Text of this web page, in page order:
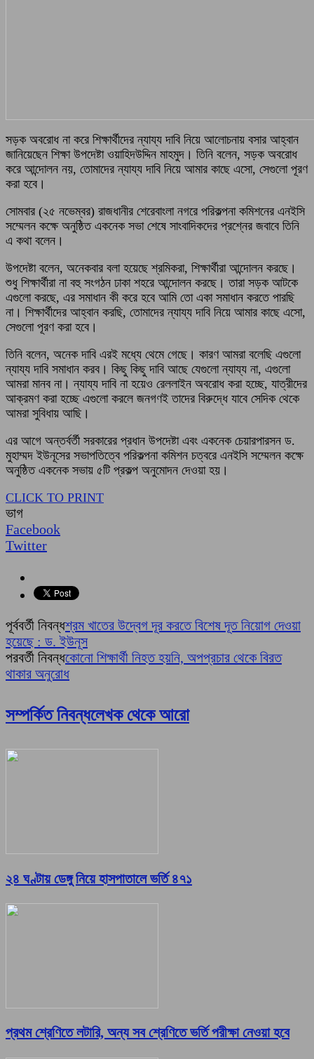
সড়ক অবরোধ না করে শিক্ষার্থীদের ন্যায্য দাবি নিয়ে আলোচনায় বসার আহ্বান
জানিয়েছেন শিক্ষা উপদেষ্টা ওয়াহিদউদ্দিন মাহমুদ। তিনি বলেন, সড়ক অবরোধ
করে আন্দোলন নয়, তোমাদের ন্যায্য দাবি নিয়ে আমার কাছে এসো, সেগুলো পূরণ
করা হবে।
সোমবার (২৫ নভেম্বর) রাজধানীর শেরেবাংলা নগরে পরিকল্পনা কমিশনের এনইসি
সম্মেলন কক্ষে অনুষ্ঠিত একনেক সভা শেষে সাংবাদিকদের প্রশ্নের জবাবে তিনি
এ কথা বলেন।
উপদেষ্টা বলেন, অনেকবার বলা হয়েছে শ্রমিকরা, শিক্ষার্থীরা আন্দোলন করছে।
শুধু শিক্ষার্থীরা না বহু সংগঠন ঢাকা শহরে আন্দোলন করছে। তারা সড়ক আটকে
এগুলো করছে, এর সমাধান কী করে হবে আমি তো একা সমাধান করতে পারছি
না। শিক্ষার্থীদের আহ্বান করছি, তোমাদের ন্যায্য দাবি নিয়ে আমার কাছে এসো,
সেগুলো পূরণ করা হবে।
তিনি বলেন, অনেক দাবি এরই মধ্যে থেমে গেছে। কারণ আমরা বলেছি এগুলো
ন্যায্য দাবি সমাধান করব। কিছু কিছু দাবি আছে যেগুলো ন্যায্য না, এগুলো
আমরা মানব না। ন্যায্য দাবি না হয়েও রেললাইন অবরোধ করা হচ্ছে, যাত্রীদের
আক্রমণ করা হচ্ছে এগুলো করলে জনগণই তাদের বিরুদ্ধে যাবে সেদিক থেকে
আমরা সুবিধায় আছি।
এর আগে অন্তর্বর্তী সরকারের প্রধান উপদেষ্টা এবং একনেক চেয়ারপারসন ড.
মুহাম্মদ ইউনূসের সভাপতিত্বে পরিকল্পনা কমিশন চত্বরে এনইসি সম্মেলন কক্ষে
অনুষ্ঠিত একনেক সভায় ৫টি প্রকল্প অনুমোদন দেওয়া হয়।
CLICK TO PRINT
ভাগ
Facebook
Twitter
পূর্ববর্তী নিবন্ধশ্রম খাতের উদ্বেগ দূর করতে বিশেষ দূত নিয়োগ দেওয়া
হয়েছে : ড. ইউনূস
পরবর্তী নিবন্ধকোনো শিক্ষার্থী নিহত হয়নি, অপপ্রচার থেকে বিরত
থাকার অনুরোধ
সম্পর্কিত নিবন্ধলেখক থেকে আরো
২৪ ঘণ্টায় ডেঙ্গু নিয়ে হাসপাতালে ভর্তি ৪৭১
প্রথম শ্রেণিতে লটারি, অন্য সব শ্রেণিতে ভর্তি পরীক্ষা নেওয়া হবে